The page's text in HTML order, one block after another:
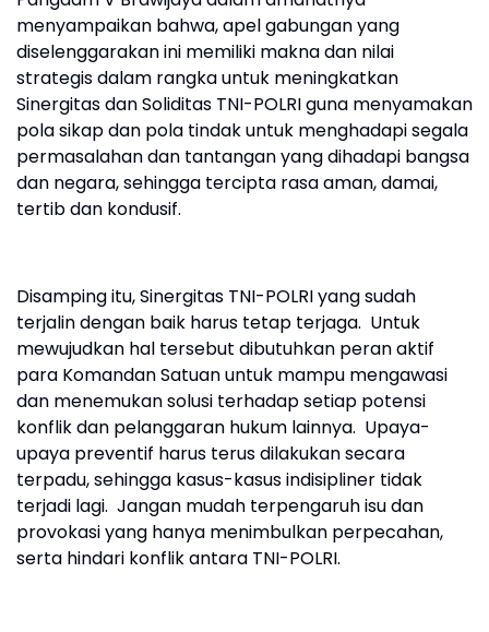
menyampaikan bahwa, apel gabungan yang
diselenggarakan ini memiliki makna dan nilai
strategis dalam rangka untuk meningkatkan
Sinergitas dan Soliditas TNI-POLRI guna menyamakan
pola sikap dan pola tindak untuk menghadapi segala
permasalahan dan tantangan yang dihadapi bangsa
dan negara, sehingga tercipta rasa aman, damai,
tertib dan kondusif.
Disamping itu, Sinergitas TNI-POLRI yang sudah
terjalin dengan baik harus tetap terjaga. Untuk
mewujudkan hal tersebut dibutuhkan peran aktif
para Komandan Satuan untuk mampu mengawasi
dan menemukan solusi terhadap setiap potensi
konflik dan pelanggaran hukum lainnya. Upaya-
upaya preventif harus terus dilakukan secara
terpadu, sehingga kasus-kasus indisipliner tidak
terjadi lagi. Jangan mudah terpengaruh isu dan
provokasi yang hanya menimbulkan perpecahan,
serta hindari konflik antara TNI-POLRI.